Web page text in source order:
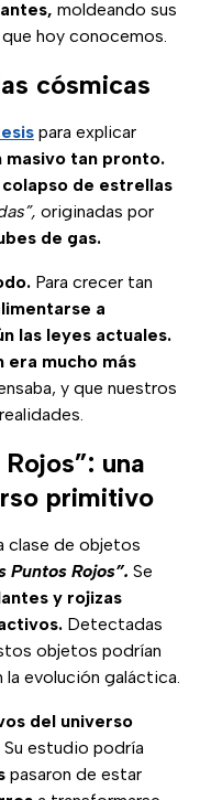
moldeando sus
hoy conocemos.
cósmicas
para explicar
masivo tan pronto.
colapso de estrellas
originadas por
de gas.
Para crecer tan
a
las leyes actuales.
era mucho más
y que nuestros
una
primitivo
clase de objetos
Puntos Rojos”. Se
y rojizas
Detectadas
objetos podrían
la evolución galáctica.
del universo
estudio podría
pasaron de estar